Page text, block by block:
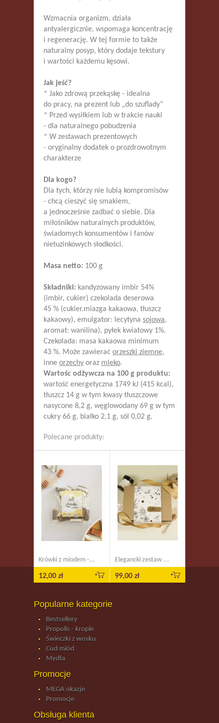
Wzmacnia organizm, działa
antyalergicznie, wspomaga koncentrację
i regenerację. W tej formie to także
naturalny posyp, który dodaje tekstury
i wartości każdemu kęsowi.
Jak jeść?
* Jako zdrową przekąskę - idealna
do pracy, na prezent lub „do szuflady”
* Przed wysiłkiem lub w trakcie nauki
- dla naturalnego pobudzenia
* W zestawach prezentowych
- oryginalny dodatek o prozdrowotnym
charakterze
Dla kogo?
Dla tych, którzy nie lubią kompromisów
- chcą cieszyć się smakiem,
a jednocześnie zadbać o siebie. Dla
miłośników naturalnych produktów,
świadomych konsumentów i fanów
nietuzinkowych słodkości.
Masa netto: 100 g
Składniki: kandyzowany imbir 54%
(imbir, cukier) czekolada deserowa
45 % (cukier.miazga kakaowa, tłuszcz
kakaowy), emulgator: lecytyna sojowa,
aromat: wanilina), pyłek kwiatowy 1%.
Czekolada: masa kakaowa minimum
43 %. Może zawierać orzeszki ziemne,
inne orzechy oraz mleko.
Wartośc odżywcza na 100 g produktu:
wartość energetyczna 1749 kJ (415 kcal),
tłuszcz 14 g w tym kwasy tłuszczowe
nasycone 8,2 g, węglowodany 69 g w tym
cukry 66 g, białko 2,1 g, sól 0,02 g.
Polecane produkty:
Krówki z miodem -...
12,00 zł
Elegancki zestaw ...
99,00 zł
Popularne kategorie
Bestsellery
Propolis - krople
Świeczki z wosku
Cud miód
Mydła
Promocje
MEGA okazje
Promocje
Obsługa klienta